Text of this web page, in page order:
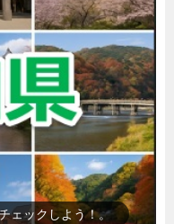
スポット）